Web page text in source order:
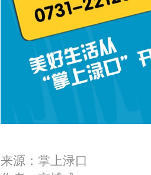
来源：掌上渌口